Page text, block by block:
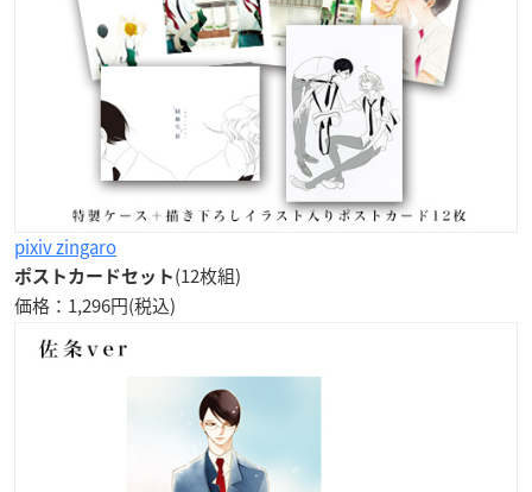
pixiv zingaro
ポストカードセット (12枚組)
価格：1,296円(税込)